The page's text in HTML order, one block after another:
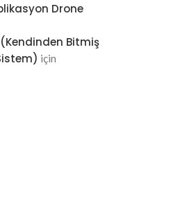
Drone
Bitmiş
için